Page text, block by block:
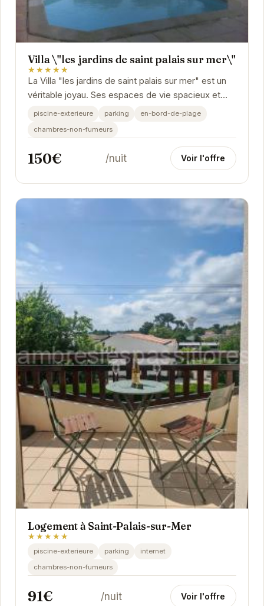
Villa \"les jardins de saint palais sur mer\"
★★★★★
La Villa "les jardins de saint palais sur mer" est un
véritable joyau. Ses espaces de vie spacieux et
lumineux s'ouvrent sur un jardin luxuriant.
piscine-exterieure parking
en-bord-de-plage
chambres-non-fumeurs
150€ /nuit Voir l'offre
Logement à Saint-Palais-sur-Mer
★★★★★
piscine-exterieure parking
internet
chambres-non-fumeurs
91€ /nuit Voir l'offre